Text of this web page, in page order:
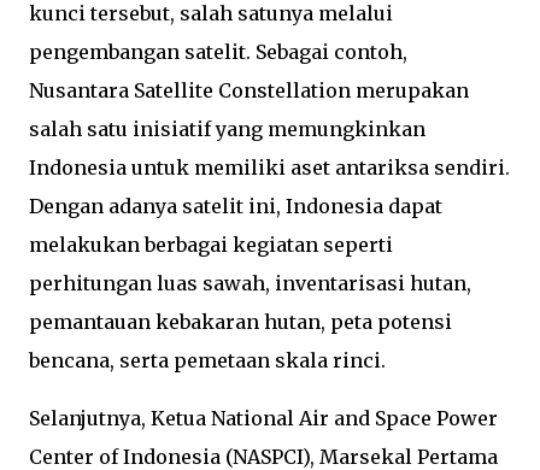
kunci tersebut, salah satunya melalui
pengembangan satelit. Sebagai contoh,
Nusantara Satellite Constellation merupakan
salah satu inisiatif yang memungkinkan
Indonesia untuk memiliki aset antariksa sendiri.
Dengan adanya satelit ini, Indonesia dapat
melakukan berbagai kegiatan seperti
perhitungan luas sawah, inventarisasi hutan,
pemantauan kebakaran hutan, peta potensi
bencana, serta pemetaan skala rinci.
Selanjutnya, Ketua National Air and Space Power
Center of Indonesia (NASPCI), Marsekal Pertama